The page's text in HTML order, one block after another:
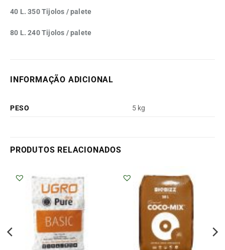
40 L. 350 Tijolos / palete
80 L. 240 Tijolos / palete
INFORMAÇÃO ADICIONAL
PESO 5 kg
PRODUTOS RELACIONADOS